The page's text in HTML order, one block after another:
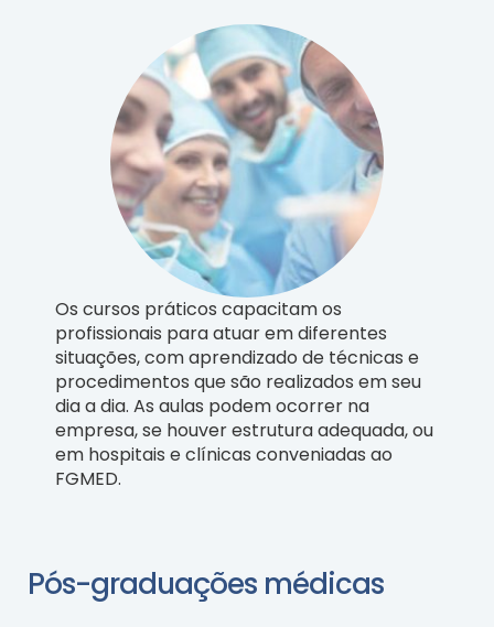
Os cursos práticos capacitam os
profissionais para atuar em diferentes
situações, com aprendizado de técnicas e
procedimentos que são realizados em seu
dia a dia. As aulas podem ocorrer na
empresa, se houver estrutura adequada, ou
em hospitais e clínicas conveniadas ao
FGMED.
Pós-graduações médicas